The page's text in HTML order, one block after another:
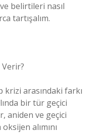
belirtileri nasıl
tartışalım.
krizi arasındaki farkı
bir tür geçici
aniden ve geçici
alımını